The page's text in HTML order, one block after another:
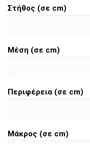
Στήθος (σε cm)
Μέση (σε cm)
Περιφέρεια (σε cm)
Μάκρος (σε cm)